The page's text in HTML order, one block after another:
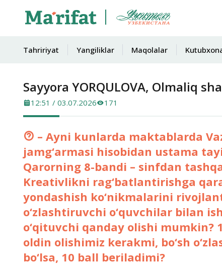
Tahririyat Yangiliklar Maqolalar
Sayyora YORQULOVA, Olmaliq
12:51 / 03.07.2026 171
– Ayni kunlarda maktablarda
jamg‘armasi hisobidan ustama
Qarorning 8-bandi – sinfdan
Kreativlikni rag‘batlantirishga
yondashish ko‘nikmalarini
o‘zlashtiruvchi o‘quvchilar bilan
o‘qituvchi qanday olishi
oldin olishimiz kerakmi, bo‘sh
bo‘lsa, 10 ball beriladimi?